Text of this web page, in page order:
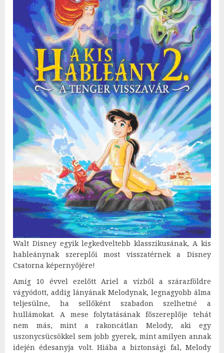
Walt Disney egyik legkedveltebb klasszikusának, A kis
hableánynak szereplői most visszatérnek a Disney
Csatorna képernyőjére!
Amíg 10 évvel ezelőtt Ariel a vízből a szárazföldre
vágyódott, addig lányának Melodynak, legnagyobb álma
teljesülne, ha sellőként szabadon szelhetné a
hullámokat. A mese folytatásának főszereplője tehát
nem más, mint a rakoncátlan Melody, aki egy
uszonycsücsökkel sem jobb gyerek, mint amilyen annak
idején édesanyja volt. Hiába a biztonsági fal, Melody